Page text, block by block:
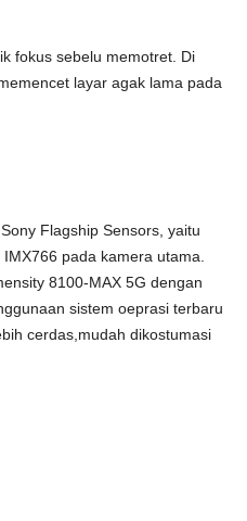
fokus sebelu memotret. Di
layar agak lama pada
Flagship Sensors, yaitu
pada kamera utama.
8100-MAX 5G dengan
sistem oeprasi terbaru
cerdas,mudah dikostumasi